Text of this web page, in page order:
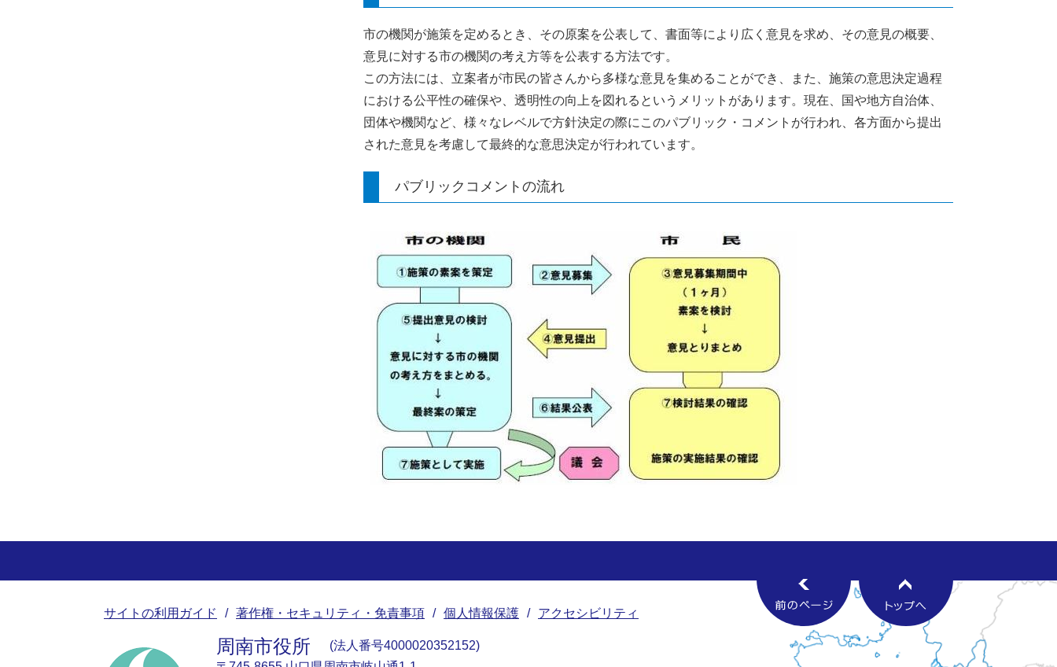
市の機関が施策を定めるとき、その原案を公表して、書面等により広く意見を求め、その意見の概要、
意見に対する市の機関の考え方等を公表する方法です。
この方法には、立案者が市民の皆さんから多様な意見を集めることができ、また、施策の意思決定過程
における公平性の確保や、透明性の向上を図れるというメリットがあります。現在、国や地方自治体、
団体や機関など、様々なレベルで方針決定の際にこのパブリック・コメントが行われ、各方面から提出
された意見を考慮して最終的な意思決定が行われています。
パブリックコメントの流れ
サイトの利用ガイド 著作権・セキュリティ・免責事項 個人情報保護 アクセシビリティ
周南市役所
法人番号4000020352152